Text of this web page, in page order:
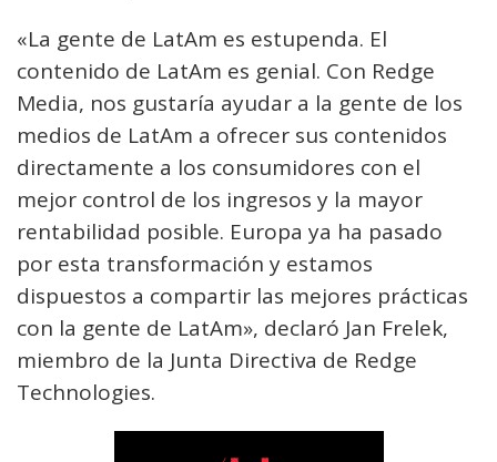
«La gente de LatAm es estupenda. El
contenido de LatAm es genial. Con Redge
Media, nos gustaría ayudar a la gente de los
medios de LatAm a ofrecer sus contenidos
directamente a los consumidores con el
mejor control de los ingresos y la mayor
rentabilidad posible. Europa ya ha pasado
por esta transformación y estamos
dispuestos a compartir las mejores prácticas
con la gente de LatAm», declaró Jan Frelek,
miembro de la Junta Directiva de Redge
Technologies.